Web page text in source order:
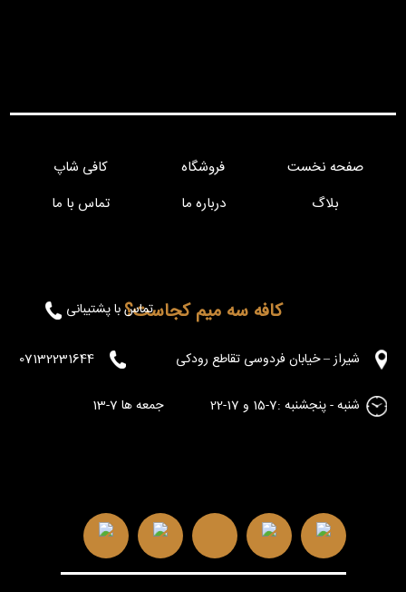
تماس با پشتیبانی
صفحه نخست فروشگاه
کافی شاپ
بلاگ
درباره ما تماس با ما
کافه سه میم کجاست؟
شیراز – خیابان فردوسی تقاطع رودکی 07132231644
شنبه - پنجشنبه :7-15 و 17-22 جمعه ها 7-13